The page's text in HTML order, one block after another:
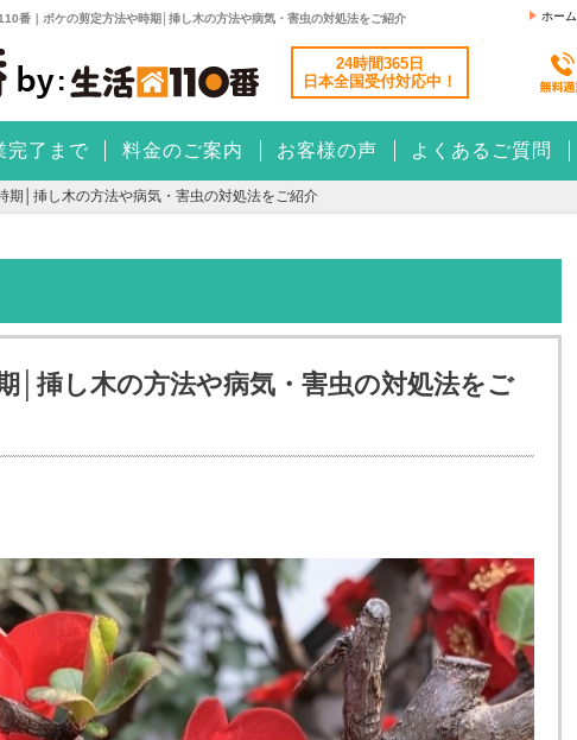
番｜ボケの剪定方法や時期│挿し木の方法や病気・害虫の対処法をご紹介 ホーム
24時間365日
日本全国受付対応中！
完了まで 料金のご案内 お客様の声 よくあるご質問
期│挿し木の方法や病気・害虫の対処法をご紹介
│挿し木の方法や病気・害虫の対処法をご